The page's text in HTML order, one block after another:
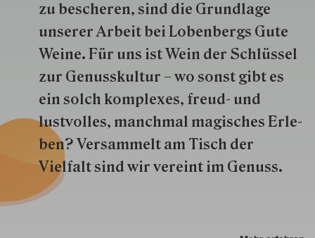
zu besche­ren, sind die Grund­lage
unserer Arbeit bei Lobenbergs Gute
Weine. Für uns ist Wein der Schlüs­sel
zur Genuss­kultur – wo sonst gibt es
ein solch kom­plexes, freud- und
lustvolles, manchmal ma­gisch­es Er­le­
ben? Versammelt am Tisch der
Vielfalt sind wir ver­eint im Genuss.